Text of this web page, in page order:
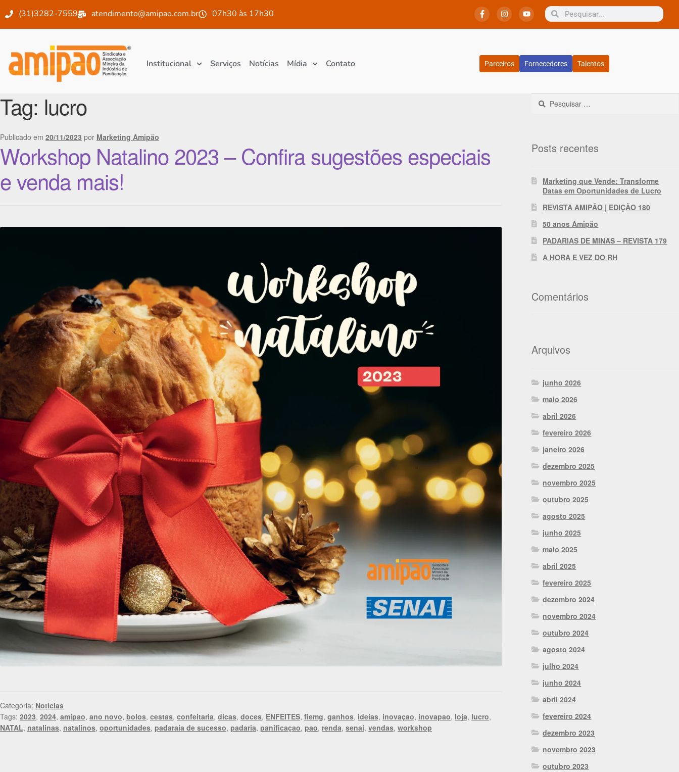
(31)3282-7559 atendimento@amipao.com.br 07h30 às 17h30
Institucional Serviços Notícias Mídia Contato Parceiros Fornecedores Talentos
Tag: lucro
Publicado em 20/11/2023 por Marketing Amipão
Workshop Natalino 2023 – Confira sugestões especiais
e venda mais!
Categoria: Notícias
Tags: 2023, 2024, amipao, ano novo, bolos, cestas, confeitaria, dicas, doces, ENFEITES, fiemg, ganhos, ideias, inovaçao, inovapao, loja, lucro,
NATAL, natalinas, natalinos, oportunidades, padaraia de sucesso, padaria, panificaçao, pao, renda, senai, vendas, workshop
Posts recentes
Marketing que Vende: Transforme
Datas em Oportunidades de Lucro
REVISTA AMIPÃO | EDIÇÃO 180
50 anos Amipão
PADARIAS DE MINAS – REVISTA 179
A HORA E VEZ DO RH
Comentários
Arquivos
junho 2026
maio 2026
abril 2026
fevereiro 2026
janeiro 2026
dezembro 2025
novembro 2025
outubro 2025
agosto 2025
junho 2025
maio 2025
abril 2025
fevereiro 2025
dezembro 2024
novembro 2024
outubro 2024
agosto 2024
julho 2024
junho 2024
abril 2024
fevereiro 2024
dezembro 2023
novembro 2023
outubro 2023